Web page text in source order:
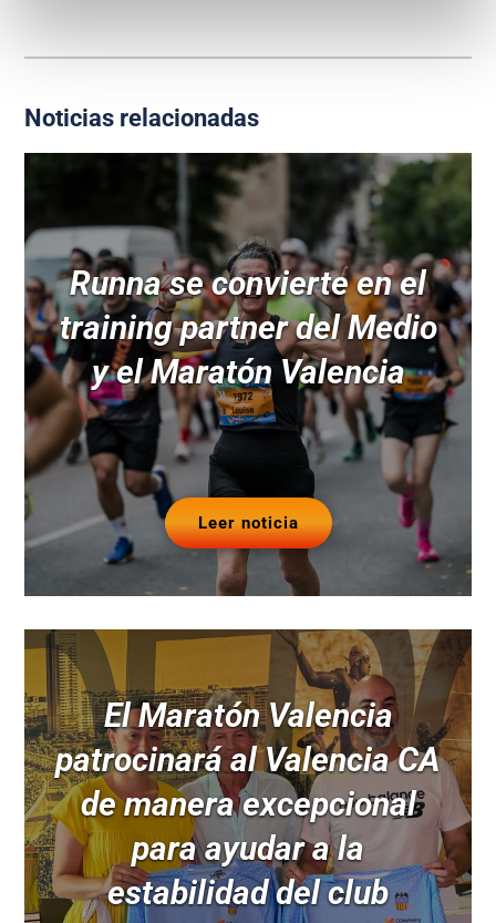
Noticias relacionadas
Runna se convierte en el
training partner del Medio
y el Maratón Valencia
Leer noticia
El Maratón Valencia
patrocinará al Valencia CA
de manera excepcional
para ayudar a la
estabilidad del club